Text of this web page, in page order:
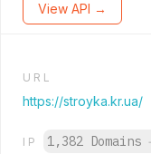
View API →
URL
https://stroyka.kr.ua/
IP 1,382 Domains